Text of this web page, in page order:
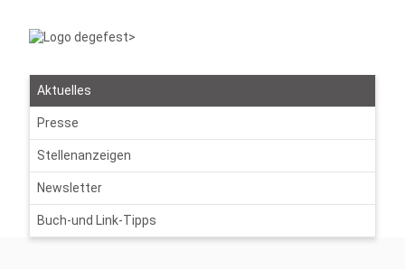
Aktuelles
Presse
Stellenanzeigen
Newsletter
Buch-und Link-Tipps